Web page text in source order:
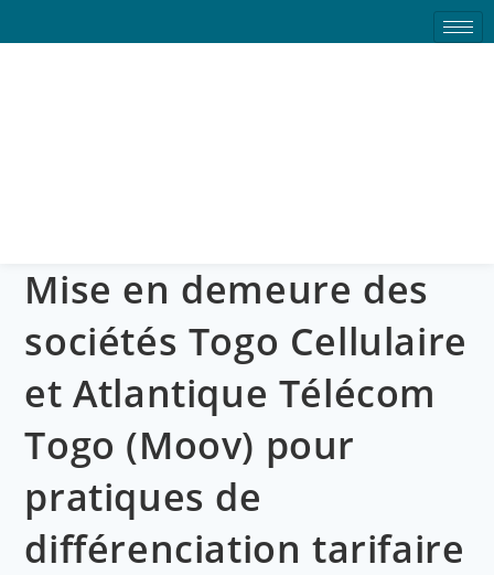
Mise en demeure des
sociétés Togo Cellulaire
et Atlantique Télécom
Togo (Moov) pour
pratiques de
différenciation tarifaire